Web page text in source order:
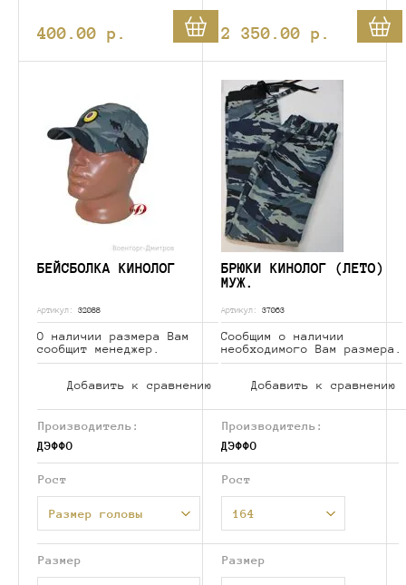
400.00 p. 2 350.00 p.
БЕЙСБОЛКА КИНОЛОГ
Артикул: 32088
О наличии размера Вам
сообщит менеджер.
Добавить к сравнению
Производитель:
ДЭФФО
Рост
Размер головы
Размер
БРЮКИ КИНОЛОГ (ЛЕТО)
МУЖ.
Артикул: 37063
Сообщим о наличии
необходимого Вам размера.
Добавить к сравнению
Производитель:
ДЭФФО
Рост
164
Размер